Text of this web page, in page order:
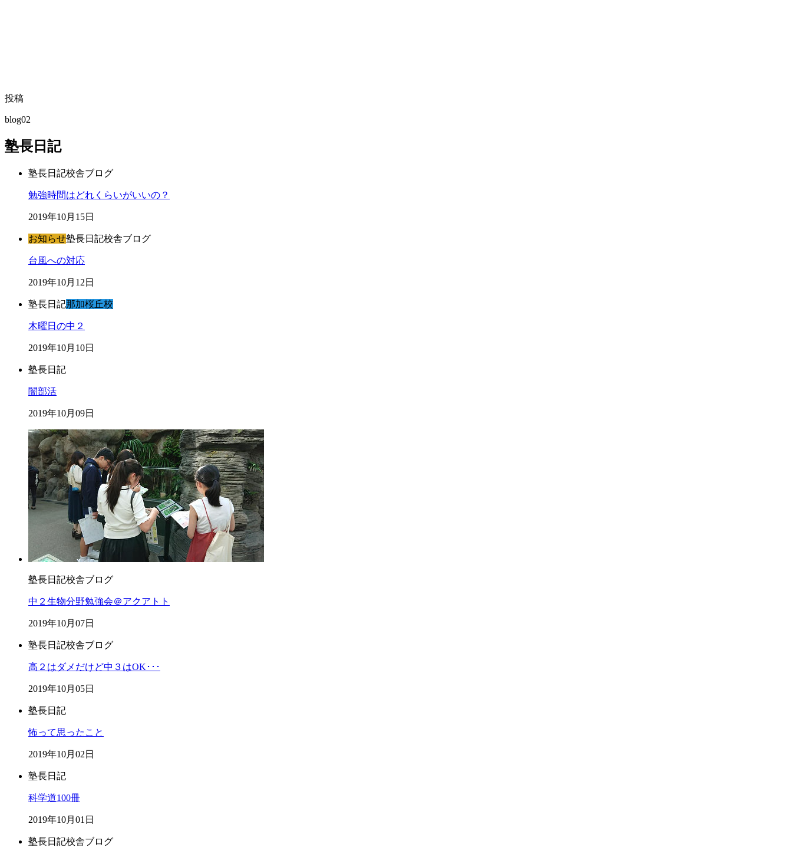
投稿
blog02
塾長日記
塾長日記校舎ブログ
勉強時間はどれくらいがいいの？
2019年10月15日
お知らせ塾長日記校舎ブログ
台風への対応
2019年10月12日
塾長日記那加桜丘校
木曜日の中２
2019年10月10日
塾長日記
闇部活
2019年10月09日
塾長日記校舎ブログ
中２生物分野勉強会＠アクアトト
2019年10月07日
塾長日記校舎ブログ
高２はダメだけど中３はOK･･･
2019年10月05日
塾長日記
怖って思ったこと
2019年10月02日
塾長日記
科学道100冊
2019年10月01日
塾長日記校舎ブログ